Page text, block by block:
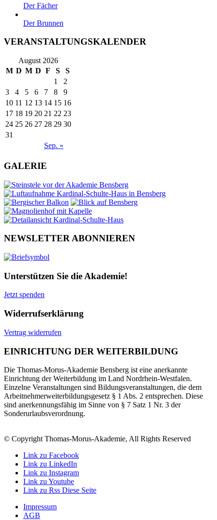
Der Fächer
Der Brunnen
VERANSTALTUNGSKALENDER
August 2026
M D M D F S S
Sep. »
1
2
3
4 5 6 7 8
9
10 11 12 13 14 15 16
17 18 19 20 21 22 23
24 25 26 27 28 29 30
31
GALERIE
NEWSLETTER ABONNIEREN
Unterstützen Sie die Akademie!
Jetzt spenden
Widerrufserklärung
Vertrag widerrufen
EINRICHTUNG DER WEITERBILDUNG
Die Thomas-Morus-Akademie Bensberg ist eine anerkannte
Einrichtung der Weiterbildung im Land Nordrhein-Westfalen.
Einzelne Veranstaltungen sind Bildungsveranstaltungen, die dem
Arbeitnehmerweiterbildungsgesetz § 1 Abs. 2 entsprechen. Diese
sind anerkennungsfähig im Sinne von § 7 Satz 1 Nr. 3 der
Sonderurlaubsverordnung.
© Copyright Thomas-Morus-Akademie, All Rights Reserved
Link zu Facebook
Link zu LinkedIn
Link zu Instagram
Link zu Youtube
Link zu Rss Diese Seite
Impressum
AGB